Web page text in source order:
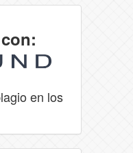
en los